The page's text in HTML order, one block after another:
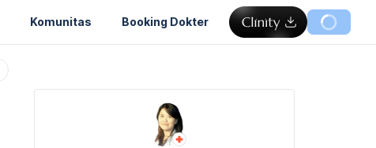
Komunitas Booking Dokter